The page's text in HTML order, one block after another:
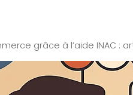
grâce à l’aide INAC